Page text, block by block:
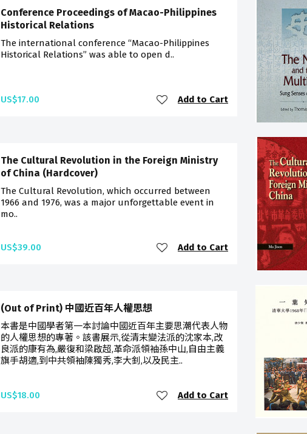
Conference Proceedings of Macao-Philippines
Historical Relations
The international conference “Macao-Philippines
Historical Relations” was able to open d..
US$17.00 Add to Cart
The Cultural Revolution in the Foreign Ministry
of China (Hardcover)
The Cultural Revolution, which occurred between
1966 and 1976, was a major unforgettable event in
mo..
US$39.00 Add to Cart
(Out of Print) 中國近百年人權思想
本書是中國學者第一本討論中國近百年主要思潮代表人物
的人權思想的專著。該書展示,從清末變法派的沈家本,改
良派的康有為,嚴復和梁啟超,革命派領袖孫中山,自由主義
旗手胡適,到中共領袖陳獨秀,李大釗,以及民主..
US$18.00 Add to Cart